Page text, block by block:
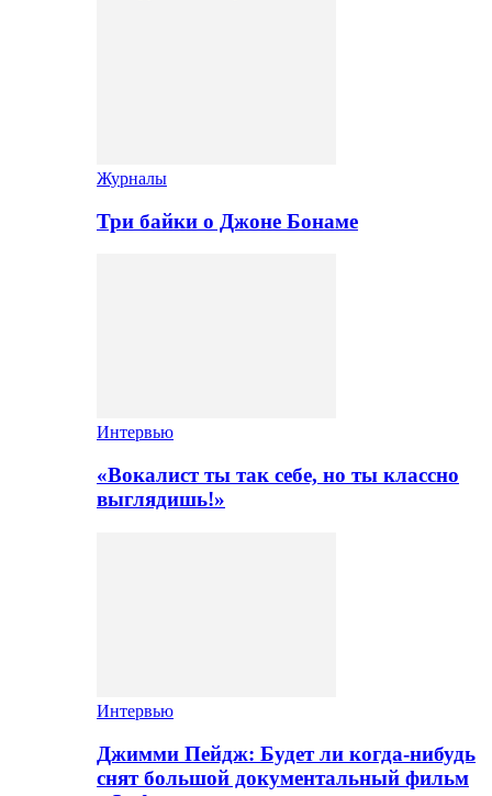
Журналы
Три байки о Джоне Бонаме
Интервью
«Вокалист ты так себе, но ты классно
выглядишь!»
Интервью
Джимми Пейдж: Будет ли когда-нибудь
снят большой документальный фильм